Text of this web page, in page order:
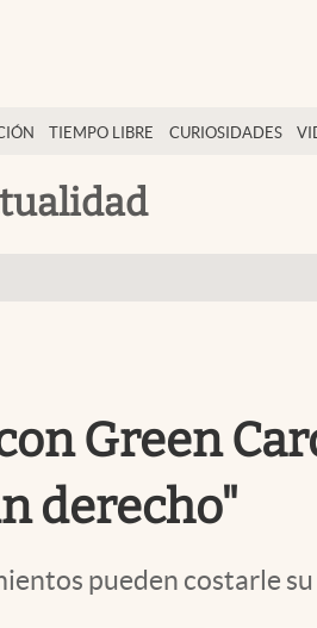
TIEMPO LIBRE CURIOSIDADES
Green
derecho"
pueden costarle